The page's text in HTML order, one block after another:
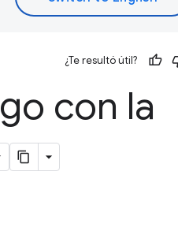
¿Te resultó útil?
con la